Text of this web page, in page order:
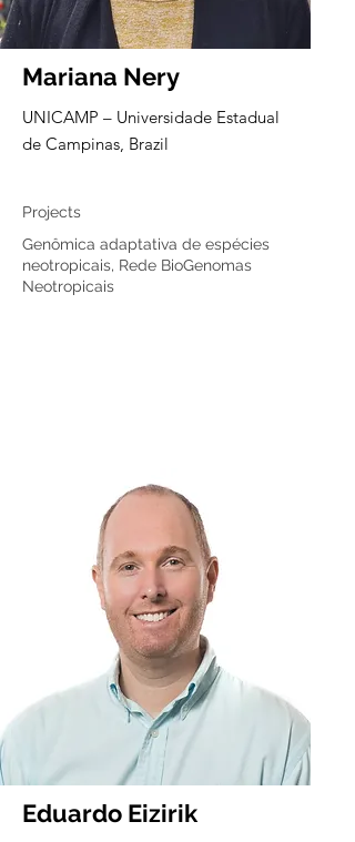
Mariana Nery
UNICAMP – Universidade Estadual
de Campinas, Brazil
Projects
Genômica adaptativa de espécies
neotropicais, Rede BioGenomas
Neotropicais
Eduardo Eizirik